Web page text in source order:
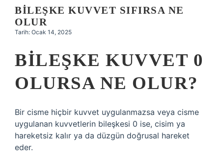
BILEŞKE KUVVET SIFIRSA NE
OLUR
Tarih: Ocak 14, 2025
BILEŞKE KUVVET 0
OLURSA NE OLUR?
Bir cisme hiçbir kuvvet uygulanmazsa veya cisme
uygulanan kuvvetlerin bileşkesi 0 ise, cisim ya
hareketsiz kalır ya da düzgün doğrusal hareket
eder.